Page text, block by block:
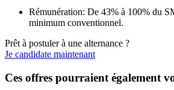
Rémunération: De 43% à 100% du
minimum conventionnel.
Prêt à postuler à une alternance ?
Je candidate maintenant
Ces offres pourraient également